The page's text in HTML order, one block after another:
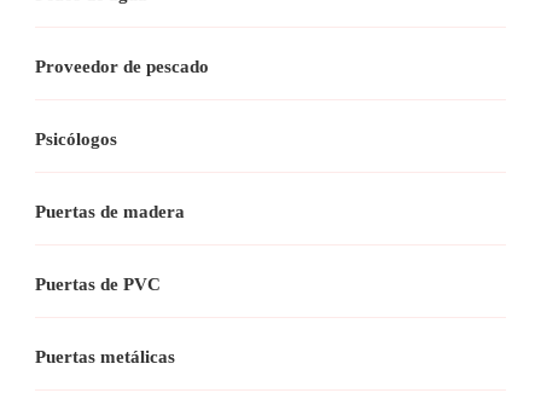
Proveedor de pescado
Psicólogos
Puertas de madera
Puertas de PVC
Puertas metálicas